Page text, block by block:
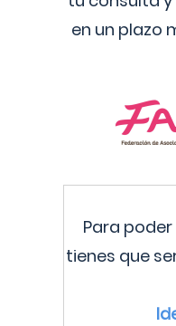
en un plazo
Para
tienes que